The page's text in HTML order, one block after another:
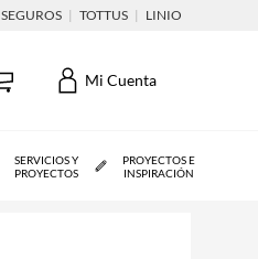
SEGUROS | TOTTUS | LINIO
Mi Cuenta
SERVICIOS Y
PROYECTOS
PROYECTOS E
INSPIRACIÓN